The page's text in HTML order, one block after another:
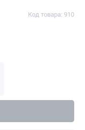
Код товара: 910